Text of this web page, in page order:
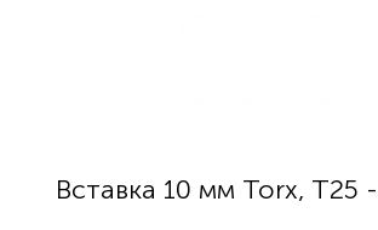
Вставка 10 мм Torx, T25